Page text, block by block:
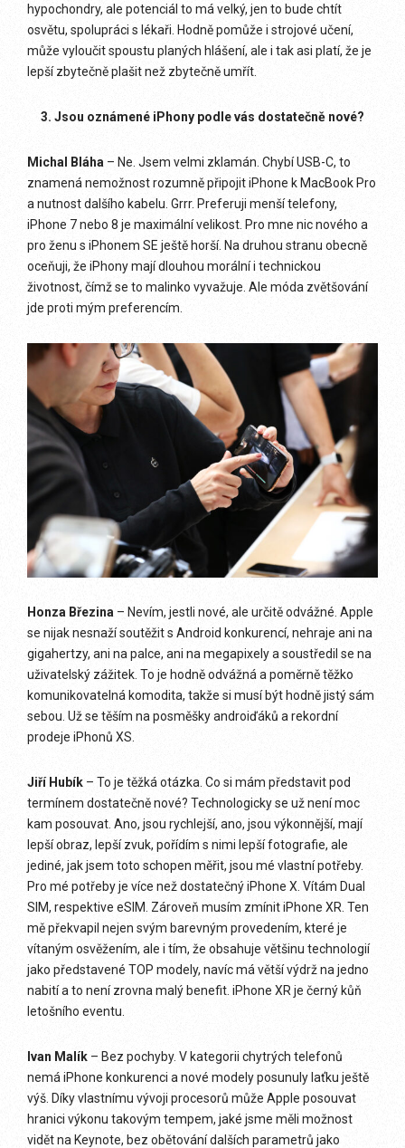
hypochondry, ale potenciál to má velký, jen to bude chtít
osvětu, spolupráci s lékaři. Hodně pomůže i strojové učení,
může vyloučit spoustu planých hlášení, ale i tak asi platí, že je
lepší zbytečně plašit než zbytečně umřít.
3. Jsou oznámené iPhony podle vás dostatečně nové?
Michal Bláha – Ne. Jsem velmi zklamán. Chybí USB-C, to
znamená nemožnost rozumně připojit iPhone k MacBook Pro
a nutnost dalšího kabelu. Grrr. Preferuji menší telefony,
iPhone 7 nebo 8 je maximální velikost. Pro mne nic nového a
pro ženu s iPhonem SE ještě horší. Na druhou stranu obecně
oceňuji, že iPhony mají dlouhou morální i technickou
životnost, čímž se to malinko vyvažuje. Ale móda zvětšování
jde proti mým preferencím.
Honza Březina – Nevím, jestli nové, ale určitě odvážné. Apple
se nijak nesnaží soutěžit s Android konkurencí, nehraje ani na
gigahertzy, ani na palce, ani na megapixely a soustředil se na
uživatelský zážitek. To je hodně odvážná a poměrně těžko
komunikovatelná komodita, takže si musí být hodně jistý sám
sebou. Už se těším na posměšky androiďáků a rekordní
prodeje iPhonů XS.
Jiří Hubík – To je těžká otázka. Co si mám představit pod
termínem dostatečně nové? Technologicky se už není moc
kam posouvat. Ano, jsou rychlejší, ano, jsou výkonnější, mají
lepší obraz, lepší zvuk, pořídím s nimi lepší fotografie, ale
jediné, jak jsem toto schopen měřit, jsou mé vlastní potřeby.
Pro mé potřeby je více než dostatečný iPhone X. Vítám Dual
SIM, respektive eSIM. Zároveň musím zmínit iPhone XR. Ten
mě překvapil nejen svým barevným provedením, které je
vítaným osvěžením, ale i tím, že obsahuje většinu technologií
jako představené TOP modely, navíc má větší výdrž na jedno
nabití a to není zrovna malý benefit. iPhone XR je černý kůň
letošního eventu.
Ivan Malík – Bez pochyby. V kategorii chytrých telefonů
nemá iPhone konkurenci a nové modely posunuly laťku ještě
výš. Díky vlastnímu vývoji procesorů může Apple posouvat
hranici výkonu takovým tempem, jaké jsme měli možnost
vidět na Keynote, bez obětování dalších parametrů jako